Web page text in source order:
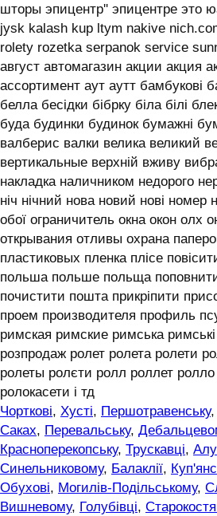
шторы эпицентр'' эпицентре это
jysk kalash kup ltym nakive
rolety rozetka serpanok service
август автомагазин акции акция
ассортимент аут аутт бамбукові
белла бесідки бібрку біла білі
буда будинки будинок бумажні
валберис валки велика великий
вертикальные верхній вживу
накладка наличником недорого
ніч нічний нова новий нові номер
обої ограничитель окна окон олх
открывания отливы охрана
пластиковых пленка плісе
польша польше польща
почистити пошта прикріпити
проем производителя профиль
римская римские римська римські
розпродаж ролет ролета ролети
ролеты ролєти ролл роллет
ролокасети і тд
Чорткові, Хусті, Першотравенську,
Саках, Перевальську,
Красноперекопську, Трускавці,
Синельниковому, Балаклії,
Обухові, Могилів-Подільському,
Вишневому, Голубівці,